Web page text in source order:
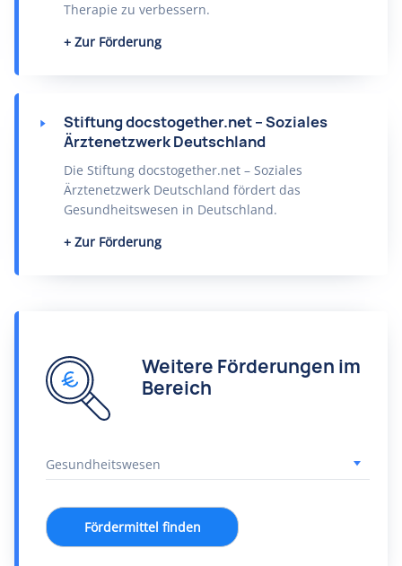
Therapie zu verbessern.
Zur Förderung
Stiftung docstogether.net – Soziales
Ärztenetzwerk Deutschland
Die Stiftung docstogether.net – Soziales
Ärztenetzwerk Deutschland fördert das
Gesundheitswesen in Deutschland.
Zur Förderung
Weitere Förderungen im
Bereich
Fördermittel finden